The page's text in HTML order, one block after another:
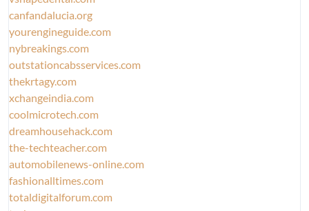
canfandalucia.org
yourengineguide.com
nybreakings.com
outstationcabsservices.com
thekrtagy.com
xchangeindia.com
coolmicrotech.com
dreamhousehack.com
the-techteacher.com
automobilenews-online.com
fashionalltimes.com
totaldigitalforum.com